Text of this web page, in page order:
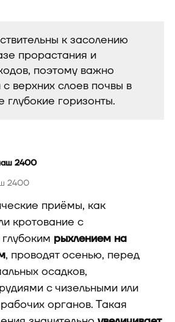
к засолению
прорастания и
поэтому важно
верхних слоев почвы в
глубокие горизонты.
2400
приёмы, как
кротование с
рыхлением на
, проводят осенью, перед
осадков,
с чизельными или
органов. Такая